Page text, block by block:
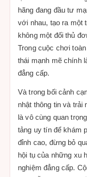
hãng đang đầu tư
với nhau, tạo ra một
không một đối thủ
Trong cuộc chơi
thái mạnh mẽ chính
đẳng cấp.
Và trong bối cảnh
nhật thông tin và trải
là vô cùng quan
tảng uy tín để khám
đỉnh cao, đừng bỏ
hội tụ của những xu
nghiệm đẳng cấp.